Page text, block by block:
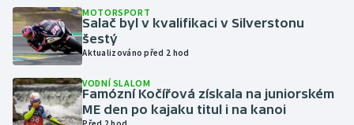
Olympijské hry
Parasport
Plavání
MOTORSPORT
Salač byl v kvalifikaci v Silverstonu
šestý
Aktualizováno před 2 hod
VODNÍ SLALOM
Famózní Kočířová získala na juniorském
ME den po kajaku titul i na kanoi